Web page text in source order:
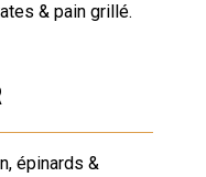
& pain grillé.
épinards &